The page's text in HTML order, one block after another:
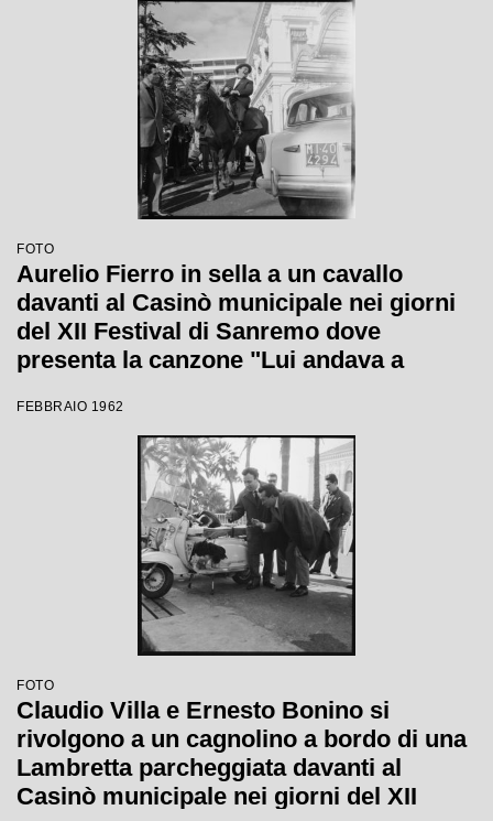
FOTO
Aurelio Fierro in sella a un cavallo
davanti al Casinò municipale nei giorni
del XII Festival di Sanremo dove
presenta la canzone "Lui andava a
FEBBRAIO 1962
FOTO
Claudio Villa e Ernesto Bonino si
rivolgono a un cagnolino a bordo di una
Lambretta parcheggiata davanti al
Casinò municipale nei giorni del XII